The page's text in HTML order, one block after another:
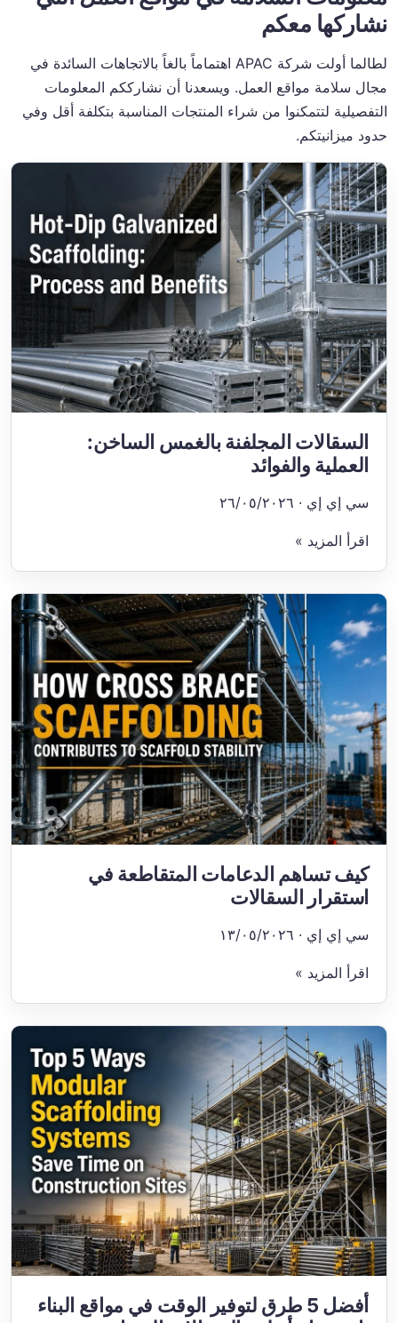
نشاركها معكم
لطالما أولت شركة APAC اهتماماً بالغاً بالاتجاهات السائدة في
مجال سلامة مواقع العمل. ويسعدنا أن نشارككم المعلومات
التفصيلية لتتمكنوا من شراء المنتجات المناسبة بتكلفة أقل وفي
حدود ميزانيتكم.
السقالات المجلفنة بالغمس الساخن:
العملية والفوائد
سي إي إي · ٢٦/٠٥/٢٠٢٦
اقرأ المزيد »
كيف تساهم الدعامات المتقاطعة في
استقرار السقالات
سي إي إي · ١٣/٠٥/٢٠٢٦
اقرأ المزيد »
أفضل 5 طرق لتوفير الوقت في مواقع البناء